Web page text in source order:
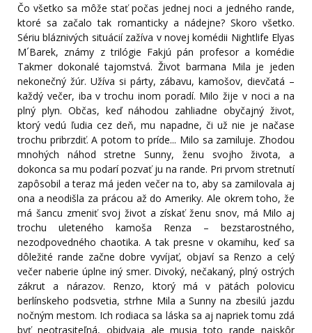
Čo všetko sa môže stať počas jednej noci a jedného rande,
ktoré sa začalo tak romanticky a nádejne? Skoro všetko.
Sériu bláznivých situácií zažíva v novej komédii Nightlife Elyas
M´Barek, známy z trilógie Fakjú pán profesor a komédie
Takmer dokonalé tajomstvá. Život barmana Mila je jeden
nekonečný žúr. Užíva si párty, zábavu, kamošov, dievčatá –
každý večer, iba v trochu inom poradí. Milo žije v noci a na
plný plyn. Občas, keď náhodou zahliadne obyčajný život,
ktorý vedú ľudia cez deň, mu napadne, či už nie je načase
trochu pribrzdiť. A potom to príde... Milo sa zamiluje. Zhodou
mnohých náhod stretne Sunny, ženu svojho života, a
dokonca sa mu podarí pozvať ju na rande. Pri prvom stretnutí
zapôsobil a teraz má jeden večer na to, aby sa zamilovala aj
ona a neodišla za prácou až do Ameriky. Ale okrem toho, že
má šancu zmeniť svoj život a získať ženu snov, má Milo aj
trochu uleteného kamoša Renza – bezstarostného,
nezodpovedného chaotika. A tak presne v okamihu, keď sa
dôležité rande začne dobre vyvíjať, objaví sa Renzo a celý
večer naberie úplne iný smer. Divoký, nečakaný, plný ostrých
zákrut a nárazov. Renzo, ktorý má v pätách polovicu
berlínskeho podsvetia, strhne Mila a Sunny na zbesilú jazdu
nočným mestom. Ich rodiaca sa láska sa aj napriek tomu zdá
byť neotrasiteľná, obidvaja ale musia toto rande najskôr